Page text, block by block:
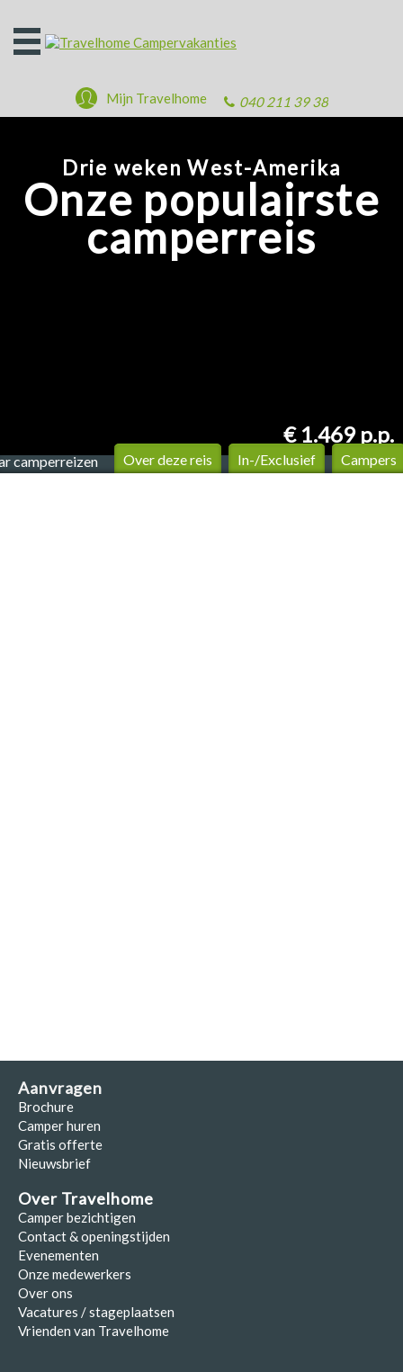
Open
het
040 211 39 38
Mijn Travelhome
Drie weken West-Amerika
Onze populairste
camperreis
€ 1.469 p.p.
camperreizen Over deze reis In-/Exclusief Campers
Aanvragen
Brochure
Camper huren
Gratis offerte
Nieuwsbrief
Over Travelhome
Camper bezichtigen
Contact & openingstijden
Evenementen
Onze medewerkers
Over ons
Vacatures / stageplaatsen
Vrienden van Travelhome